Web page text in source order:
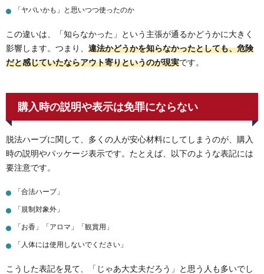
「ヤバいかも」と思いつつ使ったのか
この違いは、「知らなかった」という主張が通るかどうかに大きく
影響します。つまり、 違法かどうかを知らなかったとしても、危険
だと感じていたならアウト寄りというのが現実です。
購入時の説明や表示は免罪にならない
脱法ハーブに関して、多くの人が安心材料にしてしまうのが、購入
時の説明やパッケージ表示です。たとえば、以下のような表記には
要注意です。
「合法ハーブ」
「規制対象外」
「お香」「アロマ」「観賞用」
「人体には使用しないでください」
こうした表記を見て、「じゃあ大丈夫だろう」と思う人も多いでし